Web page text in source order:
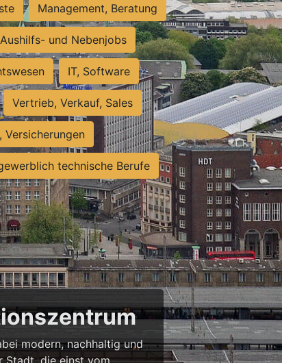
Management, Beratung
und Nebenjobs
IT, Software
Vertrieb, Verkauf, Sales
Versicherungen
technische Berufe
modern, nachhaltig und